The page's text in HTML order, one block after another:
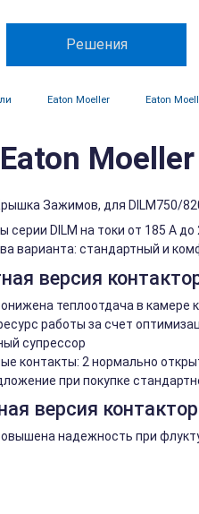
Решения
Eaton Moeller Eaton
Moeller
Зажимов, для DILM750/
серии DILM на токи от 185 A
варианта: стандартный и
версия
теплоотдача в камере
работы за счет
супрессор
контакты: 2 нормально
при покупке
версия
надежность при